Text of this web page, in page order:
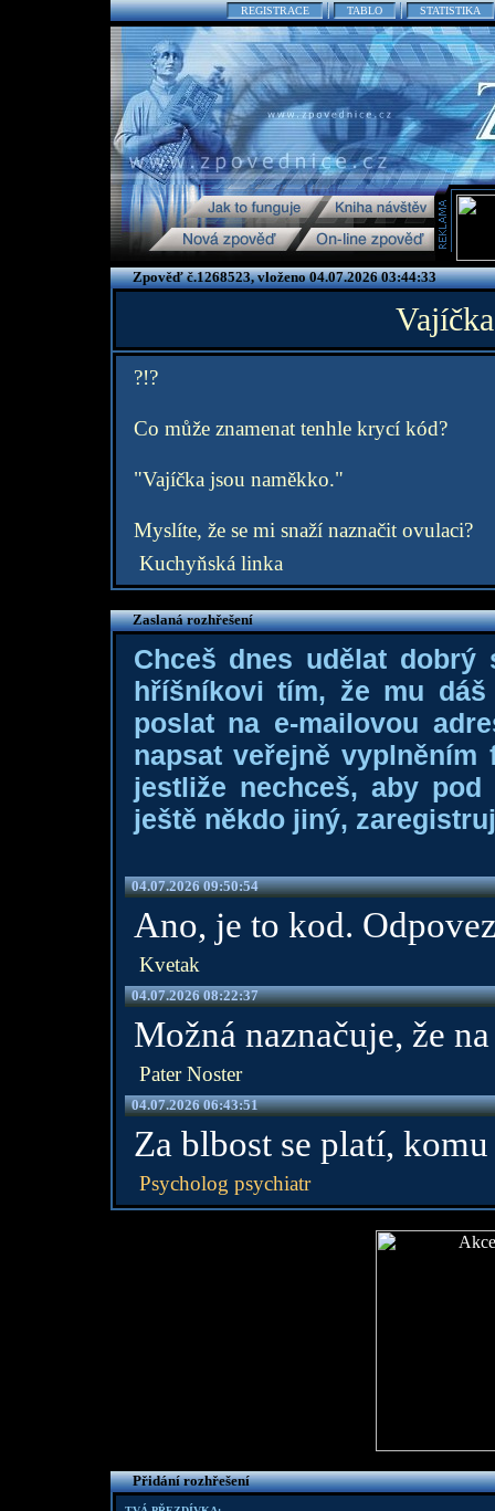
REGISTRACE TABLO STATISTIKA
Zpověď č.1268523, vloženo 04.07.2026 03:44:33
?!?
Co může znamenat tenhle krycí kód?
"Vajíčka jsou naměkko."
Myslíte, že se mi snaží naznačit ovulaci?
Kuchyňská linka
Zaslaná rozhřešení
Chceš dnes udělat dobrý
hříšníkovi tím, že mu
poslat na e-mailovou
napsat veřejně
jestliže nechceš, aby
ještě někdo jiný,
04.07.2026 09:50:54
Ano, je to kod.
Kvetak
04.07.2026 08:22:37
Možná naznačuje, že
Pater Noster
04.07.2026 06:43:51
Za blbost se platí,
Psycholog psychiatr
Přidání rozhřešení